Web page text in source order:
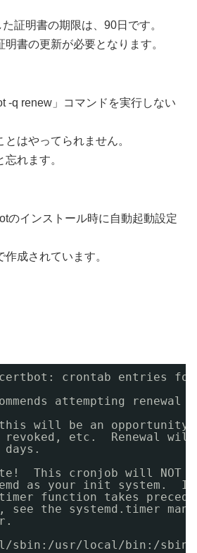
証明書の期限は、90日です。
書の更新が必要となります。
-q renew」コマンドを実行しない
はやってられません。
れます。
のインストール時に自動起動設定
成されています。
crontab entries for
attempting renewal
will be an
revoked, etc.  Renewal
This cronjob will NOT
as your init system.  If
function takes
the systemd.timer
sbin:/usr/local/bin:/